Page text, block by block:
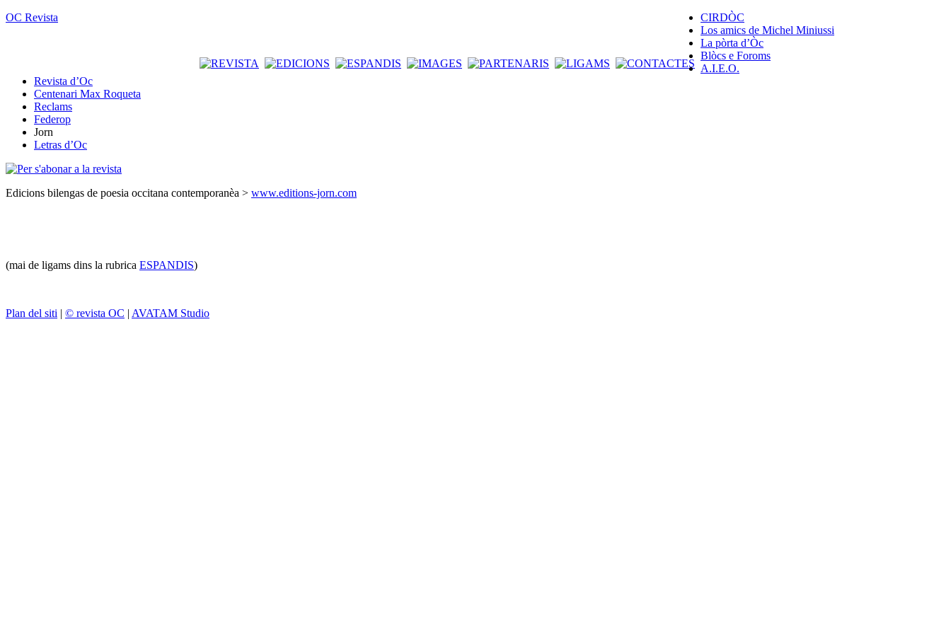
OC Revista
CIRDÒC
Los amics de Michel Miniussi
La pòrta d’Òc
Blòcs e Foroms
A.I.E.O.
Revista d’Oc
Centenari Max Roqueta
Reclams
Federop
Jorn
Letras d’Oc
Edicions bilengas de poesia occitana contemporanèa > www.editions-jorn.com
(mai de ligams dins la rubrica ESPANDIS)
Plan del siti | © revista OC | AVATAM Studio